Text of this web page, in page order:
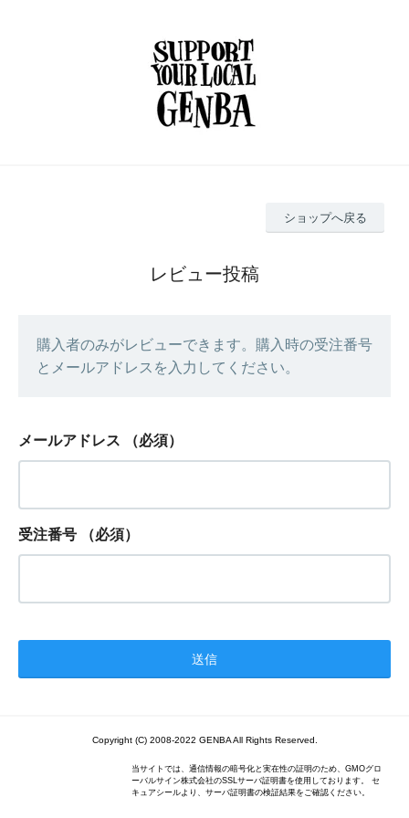
ショップへ戻る
レビュー投稿
購入者のみがレビューできます。購入時の受注番号
とメールアドレスを入力してください。
メールアドレス （必須）
受注番号 （必須）
Copyright (C) 2008-2022 GENBA All Rights Reserved.
当サイトでは、通信情報の暗号化と実在性の証明のため、GMOグロ
ーバルサイン株式会社のSSLサーバ証明書を使用しております。 セ
キュアシールより、サーバ証明書の検証結果をご確認ください。